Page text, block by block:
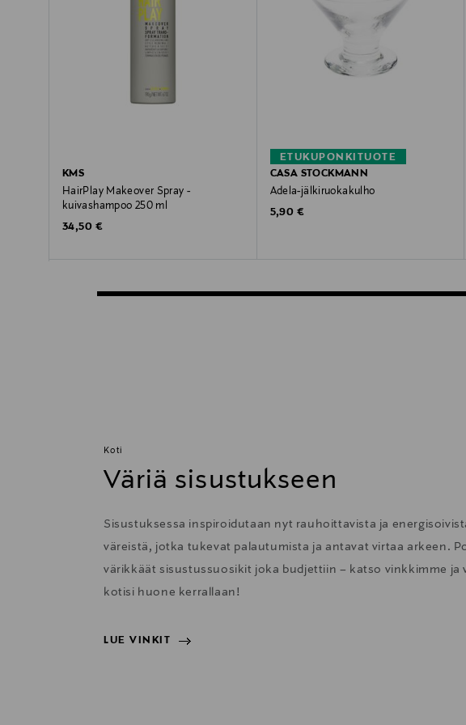
KMS
HairPlay Makeover Spray -
kuivashampoo 250 ml
Original Price
34,50 €
ETUKUPONKITUOTE
CASA STOCKMANN
Adela-jälkiruokakulho
Original Price
5,90 €
Koti
Väriä sisustukseen
Sisustuksessa inspiroidutaan nyt rauhoittavista ja
väreistä, jotka tukevat palautumista ja antavat virtaa arkeen.
värikkäät sisustussuosikit joka budjettiin – katso vinkkimme ja
kotisi huone kerrallaan!
LUE VINKIT